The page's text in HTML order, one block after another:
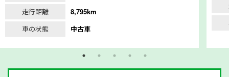
走行距離
8,795km
車の状態
中古車